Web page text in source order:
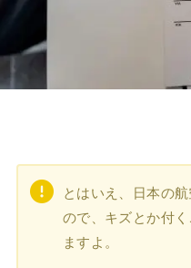
とはいえ、日本の
ので、キズとか付
ますよ。